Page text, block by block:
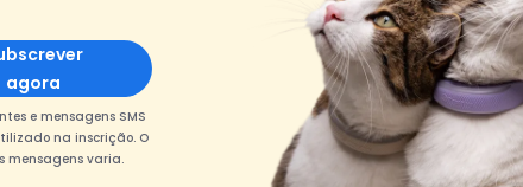
agora
e mensagens SMS
na inscrição. O
mensagens varia.